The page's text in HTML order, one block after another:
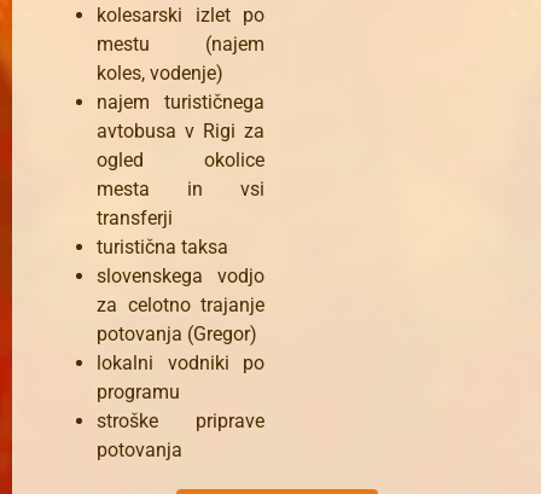
kolesarski izlet po
mestu (najem
koles, vodenje)
najem turističnega
avtobusa v Rigi za
ogled okolice
mesta in vsi
transferji
turistična taksa
slovenskega vodjo
za celotno trajanje
potovanja (Gregor)
lokalni vodniki po
programu
stroške priprave
potovanja